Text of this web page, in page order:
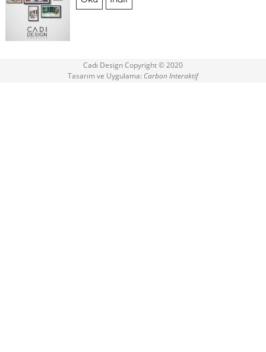
Cadı Design Copyright © 2020
Tasarım ve Uygulama: Carbon Interaktif